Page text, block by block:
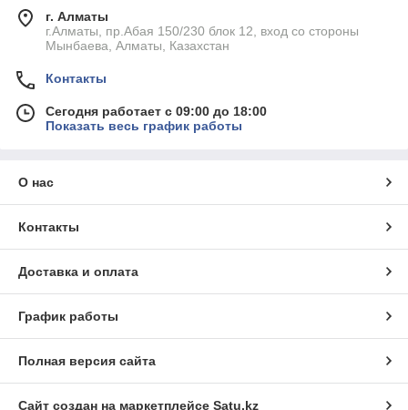
г. Алматы
г.Алматы, пр.Абая 150/230 блок 12, вход со стороны
Мынбаева, Алматы, Казахстан
Контакты
Сегодня работает с 09:00 до 18:00
Показать весь график работы
О нас
Контакты
Доставка и оплата
График работы
Полная версия сайта
Сайт создан на маркетплейсе Satu.kz